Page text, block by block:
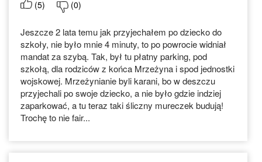
(5) (0)
Jeszcze 2 lata temu jak przyjechałem po dziecko do
szkoły, nie było mnie 4 minuty, to po powrocie widniał
mandat za szybą. Tak, był tu płatny parking, pod
szkołą, dla rodziców z końca Mrzeżyna i spod jednostki
wojskowej. Mrzeżynianie byli karani, bo w deszczu
przyjechali po swoje dziecko, a nie było gdzie indziej
zaparkować, a tu teraz taki śliczny mureczek budują!
Trochę to nie fair...